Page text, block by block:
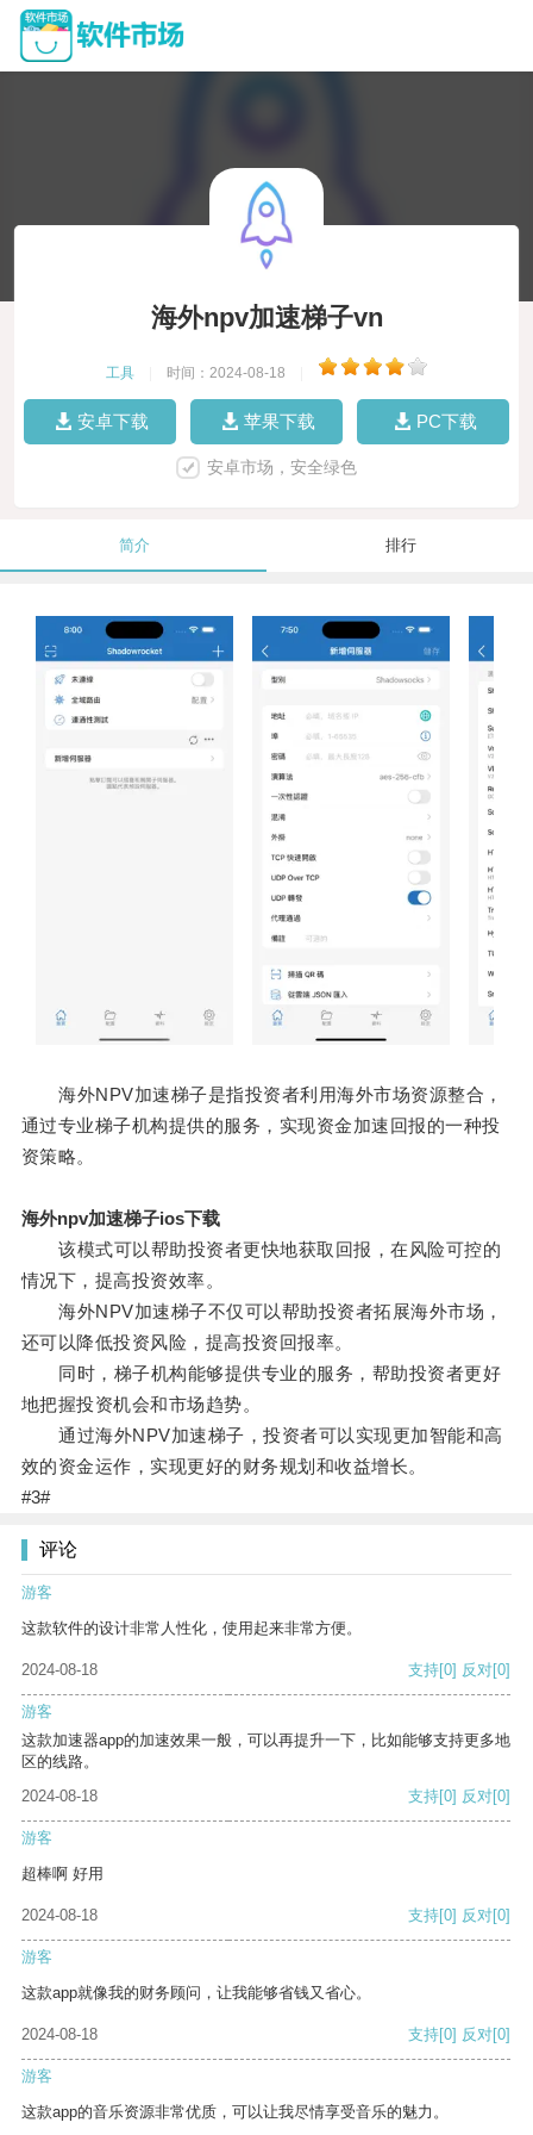
海外npv加速梯子vn
工具 时间：2024-08-18
安卓下载 苹果下载 PC下载
安卓市场，安全绿色
简介 排行
海外NPV加速梯子是指投资者利用海外市场资源整合，
通过专业梯子机构提供的服务，实现资金加速回报的一种投
资策略。
海外npv加速梯子ios下载
该模式可以帮助投资者更快地获取回报，在风险可控的
情况下，提高投资效率。
海外NPV加速梯子不仅可以帮助投资者拓展海外市场，
还可以降低投资风险，提高投资回报率。
同时，梯子机构能够提供专业的服务，帮助投资者更好
地把握投资机会和市场趋势。
通过海外NPV加速梯子，投资者可以实现更加智能和高
效的资金运作，实现更好的财务规划和收益增长。
#3#
评论
游客
这款软件的设计非常人性化，使用起来非常方便。
2024-08-18 支持[0] 反对[0]
游客
这款加速器app的加速效果一般，可以再提升一下，比如能够支持更多地
区的线路。
2024-08-18
支持[0] 反对[0]
游客
超棒啊 好用
2024-08-18 支持[0] 反对[0]
游客
这款app就像我的财务顾问，让我能够省钱又省心。
2024-08-18 支持[0] 反对[0]
游客
这款app的音乐资源非常优质，可以让我尽情享受音乐的魅力。